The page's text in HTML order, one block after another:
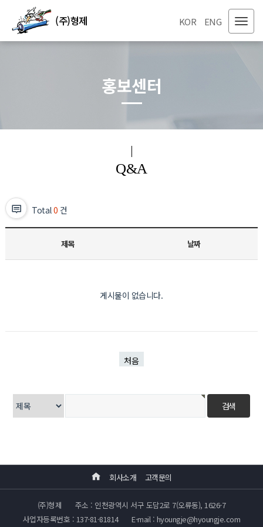
(주)형제 KOR ENG
홍보센터
Q&A
Total0 건
제목 날짜
게시물이 없습니다.
처음
회사소개 고객문의
(주)형제
주소 : 인천광역시 서구 도담2로 7(오류동), 1626-7
사업자등록번호 : 137-81-81814
E-mail : hyoungje@hyoungje.com